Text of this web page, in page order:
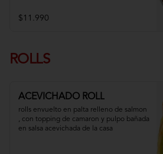
$11.990
ROLLS
ACEVICHADO ROLL
rolls envuelto en palta relleno de salmon
, con topping de camaron y pulpo bañada
en salsa acevichada de la casa